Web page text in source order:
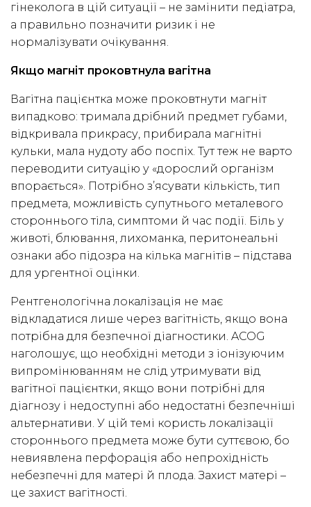
гінеколога в цій ситуації – не замінити педіатра,
а правильно позначити ризик і не
нормалізувати очікування.
Якщо магніт проковтнула вагітна
Вагітна пацієнтка може проковтнути магніт
випадково: тримала дрібний предмет губами,
відкривала прикрасу, прибирала магнітні
кульки, мала нудоту або поспіх. Тут теж не варто
переводити ситуацію у «дорослий організм
впорається». Потрібно з’ясувати кількість, тип
предмета, можливість супутнього металевого
стороннього тіла, симптоми й час події. Біль у
животі, блювання, лихоманка, перитонеальні
ознаки або підозра на кілька магнітів – підстава
для ургентної оцінки.
Рентгенологічна локалізація не має
відкладатися лише через вагітність, якщо вона
потрібна для безпечної діагностики. ACOG
наголошує, що необхідні методи з іонізуючим
випромінюванням не слід утримувати від
вагітної пацієнтки, якщо вони потрібні для
діагнозу і недоступні або недостатні безпечніші
альтернативи. У цій темі користь локалізації
стороннього предмета може бути суттєвою, бо
невиявлена перфорація або непрохідність
небезпечні для матері й плода. Захист матері –
це захист вагітності.